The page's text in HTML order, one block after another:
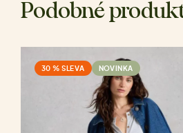
Podobné
30 % SLEVA NOVINKA